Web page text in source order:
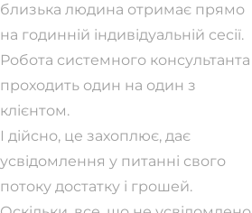
близька людина отримає прямо
на годинній індивідуальній сесії.
Робота системного консультанта
проходить один на один з
клієнтом.
І дійсно, це захоплює, дає
усвідомлення у питанні свого
потоку достатку і грошей.